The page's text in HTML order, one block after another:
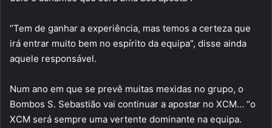
“Tem de ganhar a experiência, mas temos a certeza que
irá entrar muito bem no espírito da equipa”, disse ainda
aquele responsável.
Num ano em que se prevê muitas mexidas no grupo, o
Bombos S. Sebastião vai continuar a apostar no XCM… “o
XCM será sempre uma vertente dominante na equipa.